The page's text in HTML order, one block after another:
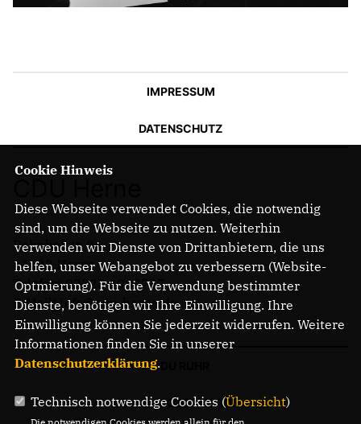
IMPRESSUM
DATENSCHUTZ
Bahnhofstr. 84
44623 Herne
Telefon: 02323 2043737
E-Mail: info@cdu-herne.de
CDU RUHR
LANDTAGSFRAKTION
Cookie Hinweis
Diese Webseite verwendet Cookies, die notwendig
sind, um die Webseite zu nutzen. Weiterhin
verwenden wir Dienste von Drittanbietern, die uns
helfen, unser Webangebot zu verbessern (Website-
Optmierung). Für die Verwendung bestimmter
Dienste, benötigen wir Ihre Einwilligung. Ihre
Einwilligung können Sie jederzeit widerrufen. Weitere
Informationen finden Sie in unserer
Datenschutzerklärung.
Technisch notwendige Cookies (Übersicht)